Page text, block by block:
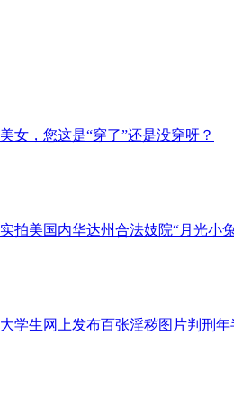
美女，您这是“穿了”还是没穿呀？
实拍美国内华达州合法妓院“月光小
大学生网上发布百张淫秽图片判刑年